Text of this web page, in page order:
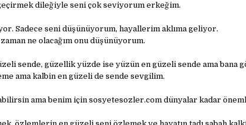
dileğiyle seni çok seviyorum erkeğim.
Sadece seni düşünüyorum, hayallerim aklıma geliyor.
ne olacağım onu düşünüyorum.
sende, güzellik yüzde ise yüzün en güzeli sende ama bana
ama kalbin en güzeli de sende sevgilim.
ama benim için sosyetesozler.com dünyalar kadar